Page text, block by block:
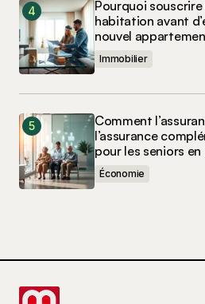
Pourquoi souscrire
habitation avant
nouvel
Immobilier
Comment
l’assurance
pour les seniors
Économie